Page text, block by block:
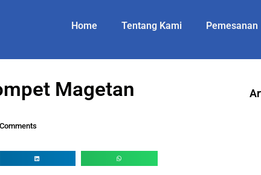
Home Tentang Kami Pemesanan
Magetan